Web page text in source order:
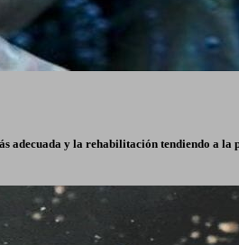
adecuada y la rehabilitación tendiendo a la